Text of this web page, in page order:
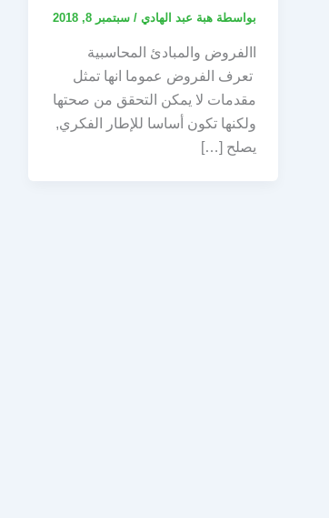
بواسطة هبة عبد الهادي / سبتمبر 8, 2018
االفروض والمبادئ المحاسبية
تعرف الفروض عموما انها تمثل
مقدمات لا يمكن التحقق من صحتها
ولكنها تكون أساسا للإطار الفكري,
يصلح […]